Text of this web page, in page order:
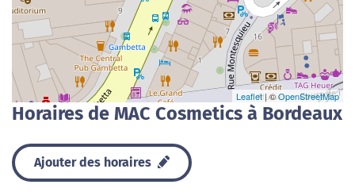
Leaflet| ©OpenStreetMap
Horaires de MAC Cosmetics à Bordeaux
Ajouter des horaires